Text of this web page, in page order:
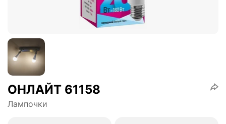
ОНЛАЙТ 61158
Лампочки